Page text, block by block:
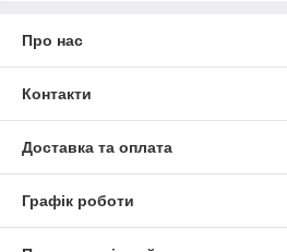
Про нас
Контакти
Доставка та оплата
Графік роботи